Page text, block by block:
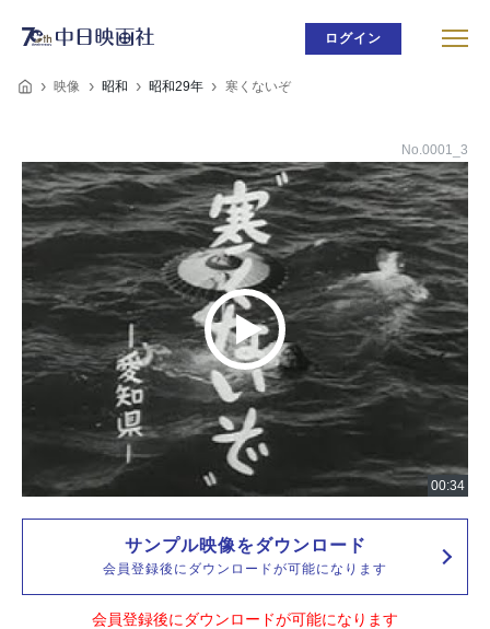
ログイン
映像 昭和 昭和29年 寒くないぞ
No.0001_3
サンプル映像をダウンロード
会員登録後にダウンロードが可能になります
会員登録後にダウンロードが可能になります